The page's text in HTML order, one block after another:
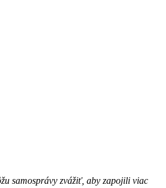
samosprávy zvážiť, aby zapojili viac